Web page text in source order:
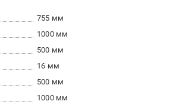
755 мм
1000 мм
500 мм
16 мм
500 мм
1000 мм